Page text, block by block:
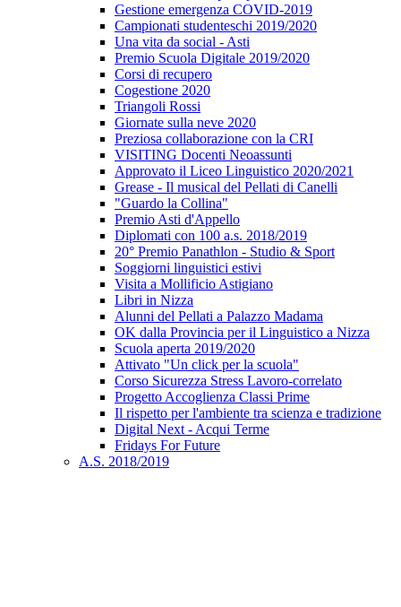
Gestione emergenza COVID-2019
Campionati studenteschi 2019/2020
Una vita da social - Asti
Premio Scuola Digitale 2019/2020
Corsi di recupero
Cogestione 2020
Triangoli Rossi
Giornate sulla neve 2020
Preziosa collaborazione con la CRI
VISITING Docenti Neoassunti
Approvato il Liceo Linguistico 2020/2021
Grease - Il musical del Pellati di Canelli
"Guardo la Collina"
Premio Asti d'Appello
Diplomati con 100 a.s. 2018/2019
20° Premio Panathlon - Studio & Sport
Soggiorni linguistici estivi
Visita a Mollificio Astigiano
Libri in Nizza
Alunni del Pellati a Palazzo Madama
OK dalla Provincia per il Linguistico a Nizza
Scuola aperta 2019/2020
Attivato "Un click per la scuola"
Corso Sicurezza Stress Lavoro-correlato
Progetto Accoglienza Classi Prime
Il rispetto per l'ambiente tra scienza e tradizione
Digital Next - Acqui Terme
Fridays For Future
A.S. 2018/2019